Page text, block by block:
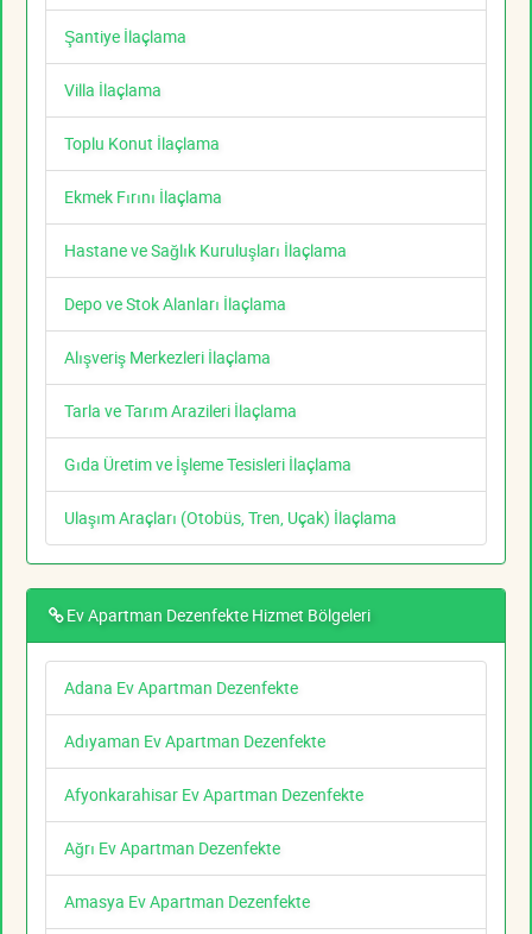
Şantiye İlaçlama
Villa İlaçlama
Toplu Konut İlaçlama
Ekmek Fırını İlaçlama
Hastane ve Sağlık Kuruluşları İlaçlama
Depo ve Stok Alanları İlaçlama
Alışveriş Merkezleri İlaçlama
Tarla ve Tarım Arazileri İlaçlama
Gıda Üretim ve İşleme Tesisleri İlaçlama
Ulaşım Araçları (Otobüs, Tren, Uçak) İlaçlama
Ev Apartman Dezenfekte Hizmet Bölgeleri
Adana Ev Apartman Dezenfekte
Adıyaman Ev Apartman Dezenfekte
Afyonkarahisar Ev Apartman Dezenfekte
Ağrı Ev Apartman Dezenfekte
Amasya Ev Apartman Dezenfekte